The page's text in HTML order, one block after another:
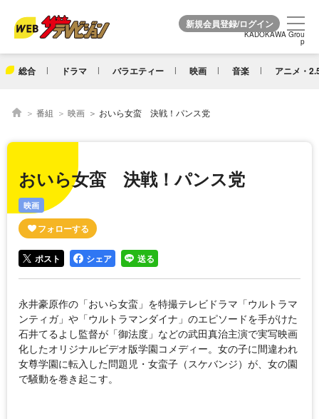
KADOKAWA Grou
p
総合 ドラマ バラエティー 映画 音楽 アニメ・
KADOKAWA Grou
p
番組 映画 おいら女蛮 決戦！パンス党
おいら女蛮 決戦！パンス党
映画
ポスト シェア 送る
永井豪原作の「おいら女蛮」を特撮テレビドラマ「ウルトラマ
ンティガ」や「ウルトラマンダイナ」のエピソードを手がけた
石井てるよし監督が「御法度」などの武田真治主演で実写映画
化したオリジナルビデオ版学園コメディー。女の子に間違われ
女尊学園に転入した問題児・女蛮子（スケバンジ）が、女の園
で騒動を巻き起こす。